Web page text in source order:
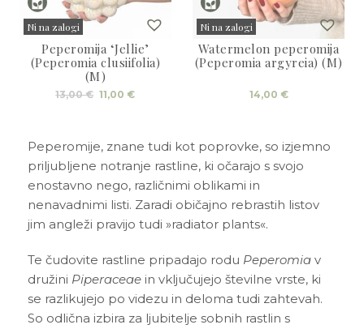
Ni na zalogi
Sold
Peperomija ‘Jellie’
(Peperomia clusiifolia)
(M)
13,00€ Izvirna
cena
11,00 €Trenutna
Ni na zalogi
Sold
Watermelon peperomija
(Peperomia argyreia) (M)
14,00 €
Peperomije, znane tudi kot poprovke, so izjemno
priljubljene notranje rastline, ki očarajo s svojo
enostavno nego, različnimi oblikami in
nenavadnimi listi. Zaradi običajno rebrastih listov
jim angleži pravijo tudi »radiator plants«.
Te čudovite rastline pripadajo rodu Peperomiav
družini Piperaceaein vključujejo številne vrste, ki
se razlikujejo po videzu in deloma tudi zahtevah.
So odlična izbira za ljubitelje sobnih rastlin s
€
Dodaj v košarico
Preberi prispevek